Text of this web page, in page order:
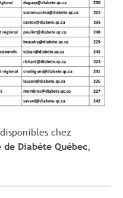
disponibles chez
Diabète Québec,